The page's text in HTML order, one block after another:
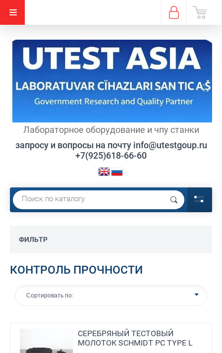
Лабораторное оборудование и чпу станки
запросу и вопросы на почту info@utestgoup.ru
+7(925)618-66-60
ФИЛЬТР
КОНТРОЛЬ ПРОЧНОСТИ
Сортировать по:
СЕРЕБРЯНЫЙ ТЕСТОВЫЙ
МОЛОТОК SCHMIDT PC TYPE L